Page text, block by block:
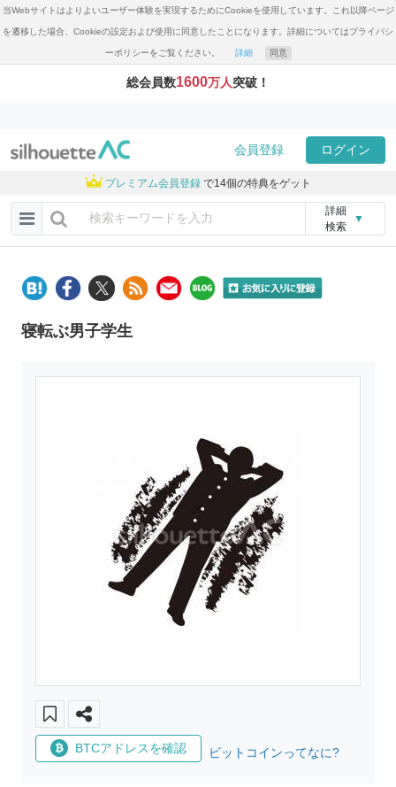
当Webサイトはよりよいユーザー体験を実現するためにCookieを使用しています。これ以降ページ
を遷移した場合、Cookieの設定および使用に同意したことになります。詳細についてはプライバシ
ーポリシーをご覧ください。 詳細 同意
総会員数1600万人突破！
会員登録 ログイン
プレミアム会員登録 で14個の特典をゲット
詳細
検索
▼
寝転ぶ男子学生
BTCアドレスを確認 ビットコインってなに?